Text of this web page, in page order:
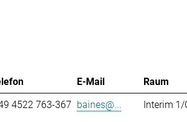
E-Mail Raum
4522 763-367 baines@... Interim 1/